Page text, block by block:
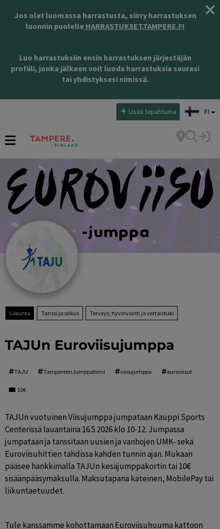
Jos olet luomassa harrastusta, siirry harrastuksen
luonnin puolelle HARRASTUKSET.TAMPERE.FI
Luo harrastuksiin ensin harrastuksen järjestäjän
profiili, jonka jälkeen voit luoda harrastuksia seurasi
tai yhdistyksesi nimissä.
Lisää tapahtuma FI
Liikunta Tanssi ja sirkus Terveys, hyvinvointi ja vertaistuki
TAJUn Euroviisujumppa
TAJU TampereenJumppatiimi viisujumppa euroviisut
10€
TAJUn vuotuinen Viisujumppa jumpataan Kauppi Sports
Centerissä lauantaina 16.5.2026 klo 10-12. Jumpassa
jumpataan ja tanssitaan uusien ja vanhojen UMK- sekä
Euroviisuhittien tahdissa kahden tunnin ajan. Mukaan
pääsee hankkimalla TAJUn kesäjumppakortin tai 10€
sisäänpääsymaksulla. Maksutapana käteinen, MobilePay tai
liikuntaetuudet.
Tule kanssamme kohottamaan Euroviisuhuuma kattoon